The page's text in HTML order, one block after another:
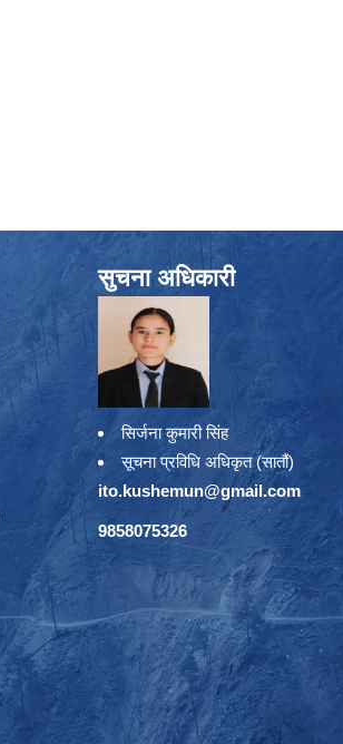
सुचना अधिकारी
सिर्जना कुमारी सिंह
सूचना प्रविधि अधिकृत (सातौं)
ito.kushemun@gmail.com
9858075326